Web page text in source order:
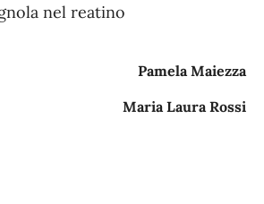
nel reatino
Pamela Maiezza
Maria Laura Rossi